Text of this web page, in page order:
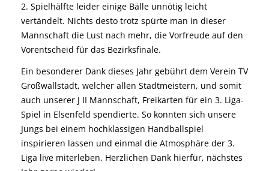
2. Spielhälfte leider einige Bälle unnötig leicht
vertändelt. Nichts desto trotz spürte man in dieser
Mannschaft die Lust nach mehr, die Vorfreude auf den
Vorentscheid für das Bezirksfinale.
Ein besonderer Dank dieses Jahr gebührt dem Verein TV
Großwallstadt, welcher allen Stadtmeistern, und somit
auch unserer J II Mannschaft, Freikarten für ein 3. Liga-
Spiel in Elsenfeld spendierte. So konnten sich unsere
Jungs bei einem hochklassigen Handballspiel
inspirieren lassen und einmal die Atmosphäre der 3.
Liga live miterleben. Herzlichen Dank hierfür, nächstes